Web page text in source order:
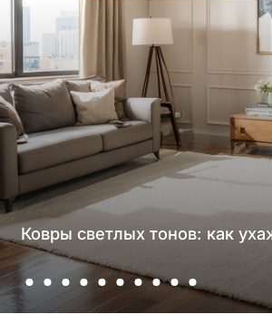
Ковры светлых тонов: как